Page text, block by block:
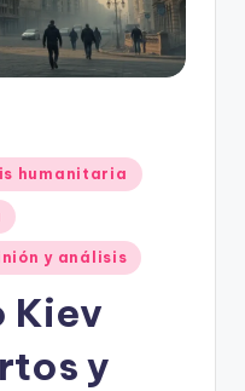
humanitaria
y análisis
Kiev
y